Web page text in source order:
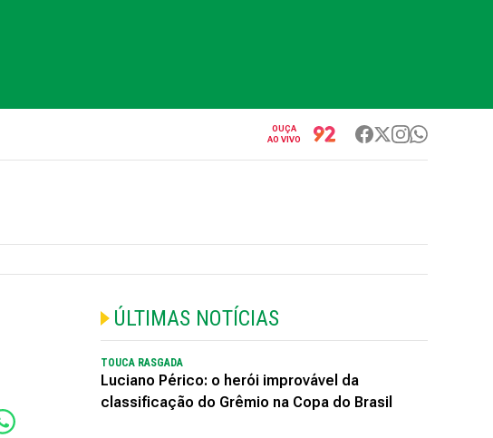
OUÇA
AO VIVO
ÚLTIMAS NOTÍCIAS
TOUCA RASGADA
Luciano Périco: o herói improvável da
classificação do Grêmio na Copa do Brasil